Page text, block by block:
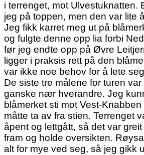
i terrenget, mot Ulvestuknatten.
jeg på toppen, men den var lite
Jeg fikk karret meg ut på
og fulgte denne opp lia forbi
før jeg endte opp på Øvre
ligger i praksis rett på den
var ikke noe behov for å lete
De siste tre målene for turen
ganske nær hverandre. Jeg
blåmerket sti mot Vest-
måtte ta av fra stien. Terrenget
åpent og lettgått, så det var
fram og holde oversikten.
alt for mye ved seg, så jeg gikk